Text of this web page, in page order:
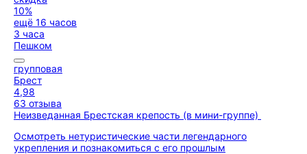
10%
ещё 16 часов
3 часа
Пешком
групповая
Брест
4,98
63 отзыва
Неизведанная Брестская крепость (в мини-группе)
Осмотреть нетуристические части легендарного
укрепления и познакомиться с его прошлым